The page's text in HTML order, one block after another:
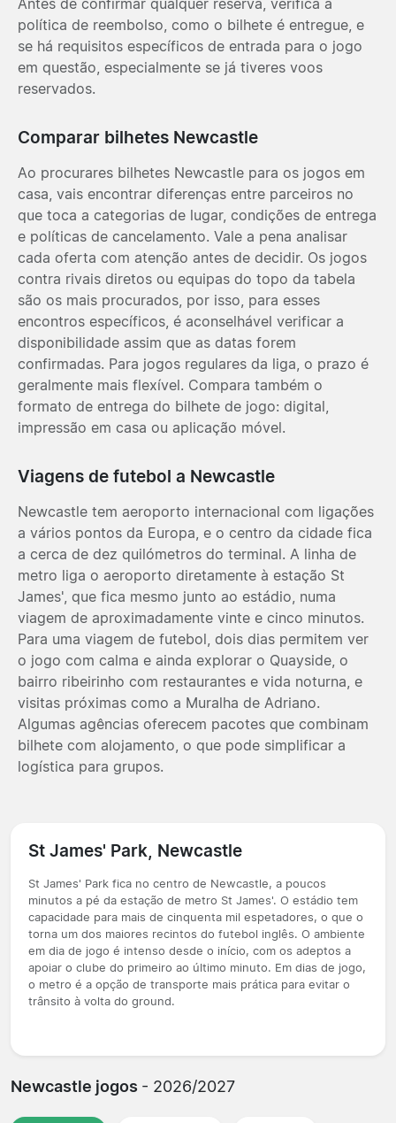
política de reembolso, como o bilhete é entregue, e
se há requisitos específicos de entrada para o jogo
em questão, especialmente se já tiveres voos
reservados.
Comparar bilhetes Newcastle
Ao procurares bilhetes Newcastle para os jogos em
casa, vais encontrar diferenças entre parceiros no
que toca a categorias de lugar, condições de entrega
e políticas de cancelamento. Vale a pena analisar
cada oferta com atenção antes de decidir. Os jogos
contra rivais diretos ou equipas do topo da tabela
são os mais procurados, por isso, para esses
encontros específicos, é aconselhável verificar a
disponibilidade assim que as datas forem
confirmadas. Para jogos regulares da liga, o prazo é
geralmente mais flexível. Compara também o
formato de entrega do bilhete de jogo: digital,
impressão em casa ou aplicação móvel.
Viagens de futebol a Newcastle
Newcastle tem aeroporto internacional com ligações
a vários pontos da Europa, e o centro da cidade fica
a cerca de dez quilómetros do terminal. A linha de
metro liga o aeroporto diretamente à estação St
James', que fica mesmo junto ao estádio, numa
viagem de aproximadamente vinte e cinco minutos.
Para uma viagem de futebol, dois dias permitem ver
o jogo com calma e ainda explorar o Quayside, o
bairro ribeirinho com restaurantes e vida noturna, e
visitas próximas como a Muralha de Adriano.
Algumas agências oferecem pacotes que combinam
bilhete com alojamento, o que pode simplificar a
logística para grupos.
St James' Park, Newcastle
St James' Park fica no centro de Newcastle, a poucos
minutos a pé da estação de metro St James'. O estádio tem
capacidade para mais de cinquenta mil espetadores, o que o
torna um dos maiores recintos do futebol inglês. O ambiente
em dia de jogo é intenso desde o início, com os adeptos a
apoiar o clube do primeiro ao último minuto. Em dias de jogo,
o metro é a opção de transporte mais prática para evitar o
trânsito à volta do ground.
Newcastle jogos - 2026/2027